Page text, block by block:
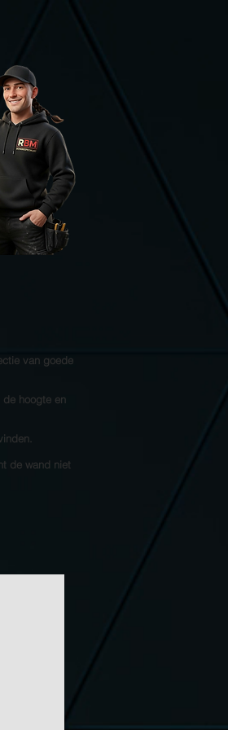
van goede
hoogte en
de wand niet